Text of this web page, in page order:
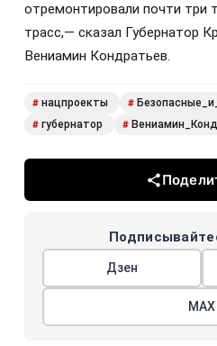
отремонтировали почти три
трасс,— сказал Губернатор
Вениамин Кондратьев.
# нацпроекты #
# губернатор #
Дзен
МАХ